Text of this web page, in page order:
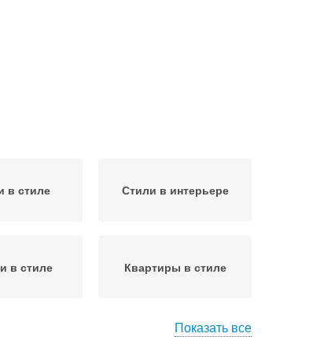
в стиле Стили в интерьере
в стиле Квартиры в стиле
Показать все